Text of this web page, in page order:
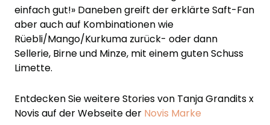
einfach gut!» Daneben greift der erklärte Saft-Fan
aber auch auf Kombinationen wie
Rüebli/Mango/Kurkuma zurück- oder dann
Sellerie, Birne und Minze, mit einem guten Schuss
Limette.
Entdecken Sie weitere Stories von Tanja Grandits x
Novis auf der Webseite der Novis Marke